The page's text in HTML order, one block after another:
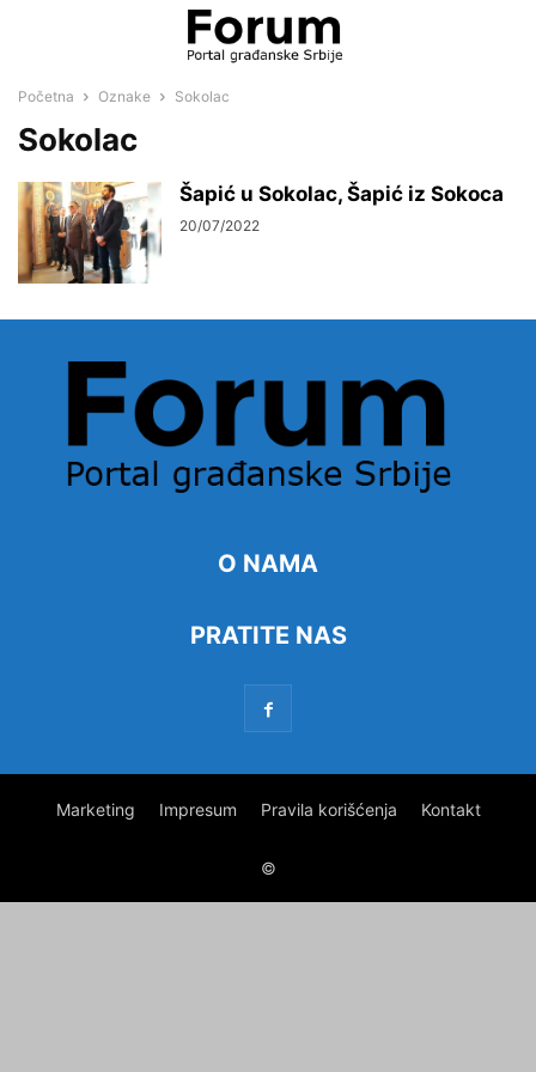
Početna Oznake Sokolac
Sokolac
Šapić u Sokolac, Šapić iz Sokoca
20/07/2022
O NAMA
PRATITE NAS
Marketing Impresum Pravila korišćenja Kontakt
©